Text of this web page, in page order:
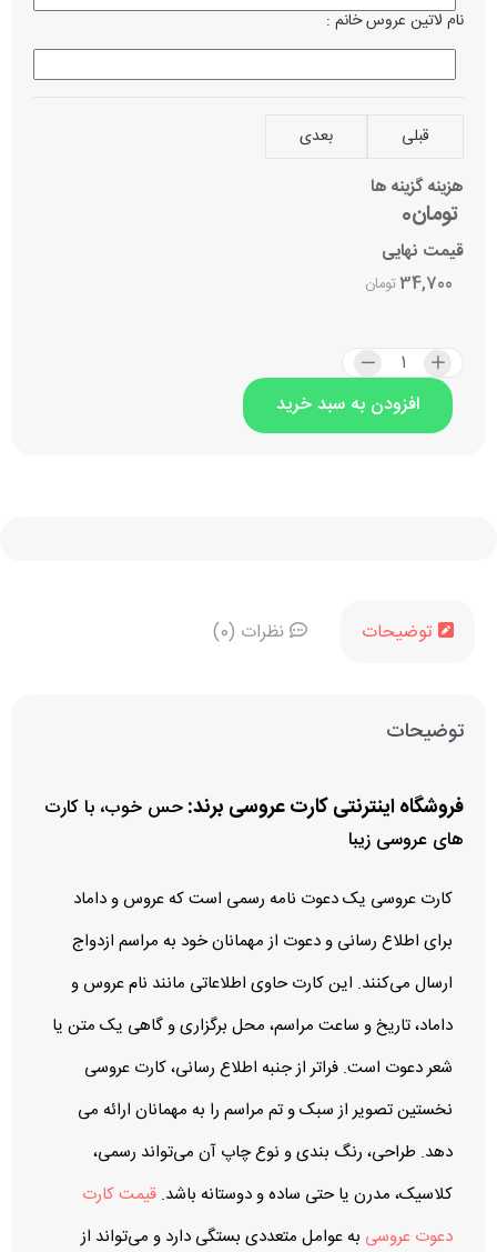
نام لاتین عروس خانم :
قبلی بعدی
هزینه گزینه ها
تومان0
قیمت نهایی
تومان34,700
افزودن به سبد خرید
توضیحات نظرات (0)
توضیحات
فروشگاه اینترنتی کارت عروسی برند:حس خوب، با کارت
های عروسی زیبا
کارت عروسی یک دعوت‌ نامه رسمی است که عروس و داماد
برای اطلاع‌ رسانی و دعوت از مهمانان خود به مراسم ازدواج
ارسال می‌کنند. این کارت حاوی اطلاعاتی مانند نام عروس و
داماد، تاریخ و ساعت مراسم، محل برگزاری و گاهی یک متن یا
شعر دعوت است. فراتر از جنبه اطلاع‌ رسانی، کارت عروسی
نخستین تصویر از سبک و تم مراسم را به مهمانان ارائه می‌
دهد. طراحی، رنگ‌ بندی و نوع چاپ آن می‌تواند رسمی،
کلاسیک، مدرن یا حتی ساده و دوستانه باشد. قیمت کارت
دعوت عروسی به عوامل متعددی بستگی دارد و می‌تواند از